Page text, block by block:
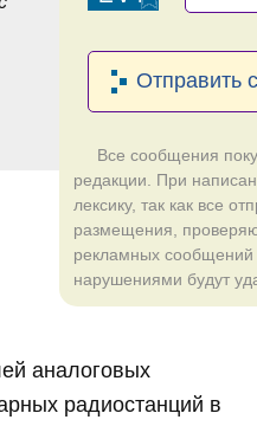
Отправить
Все сообщения
редакции. При
лексику, так как все
размещения,
рекламных
нарушениями будут
аналоговых
радиостанций в